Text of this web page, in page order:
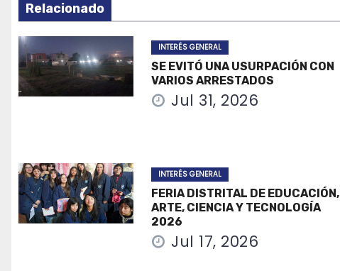
Relacionado
INTERÉS GENERAL
SE EVITÓ UNA USURPACIÓN CON
VARIOS ARRESTADOS
Jul 31, 2026
INTERÉS GENERAL
FERIA DISTRITAL DE EDUCACIÓN,
ARTE, CIENCIA Y TECNOLOGÍA
2026
Jul 17, 2026